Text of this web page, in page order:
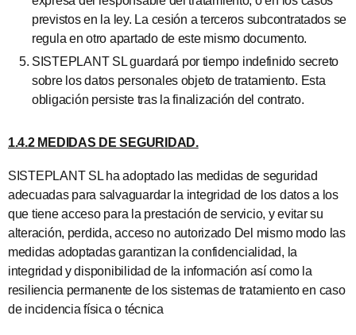
previstos en la ley. La cesión a terceros subcontratados se
regula en otro apartado de este mismo documento.
SISTEPLANT SL guardará por tiempo indefinido secreto
sobre los datos personales objeto de tratamiento. Esta
obligación persiste tras la finalización del contrato.
1.4.2 MEDIDAS DE SEGURIDAD.
SISTEPLANT SL ha adoptado las medidas de seguridad
adecuadas para salvaguardar la integridad de los datos a los
que tiene acceso para la prestación de servicio, y evitar su
alteración, perdida, acceso no autorizado Del mismo modo las
medidas adoptadas garantizan la confidencialidad, la
integridad y disponibilidad de la información así como la
resiliencia permanente de los sistemas de tratamiento en caso
de incidencia física o técnica